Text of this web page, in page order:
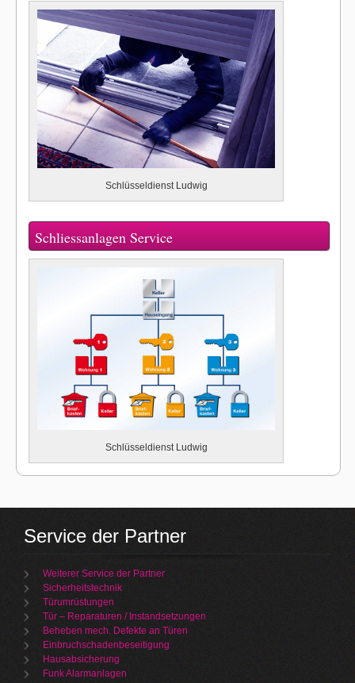
Schlüsseldienst Ludwig
Schliessanlagen Service
Schlüsseldienst Ludwig
Service der Partner
Weiterer Service der Partner
Sicherheitstechnik
Türumrüstungen
Tür – Reparaturen / Instandsetzungen
Beheben mech. Defekte an Türen
Einbruchschadenbeseitigung
Hausabsicherung
Funk Alarmanlagen